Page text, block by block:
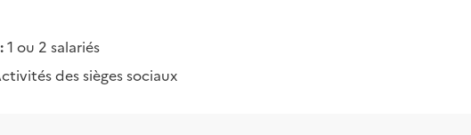
1 ou 2 salariés
des sièges sociaux